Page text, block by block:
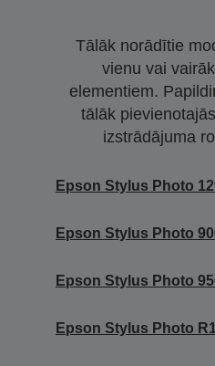
Tālāk norādītie
vienu vai
elementiem.
tālāk
izstrādājuma
Epson Stylus Photo
Epson Stylus Photo
Epson Stylus Photo
Epson Stylus Photo